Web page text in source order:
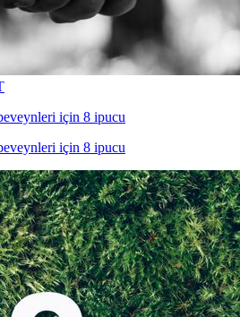
için 8 ipucu
için 8 ipucu